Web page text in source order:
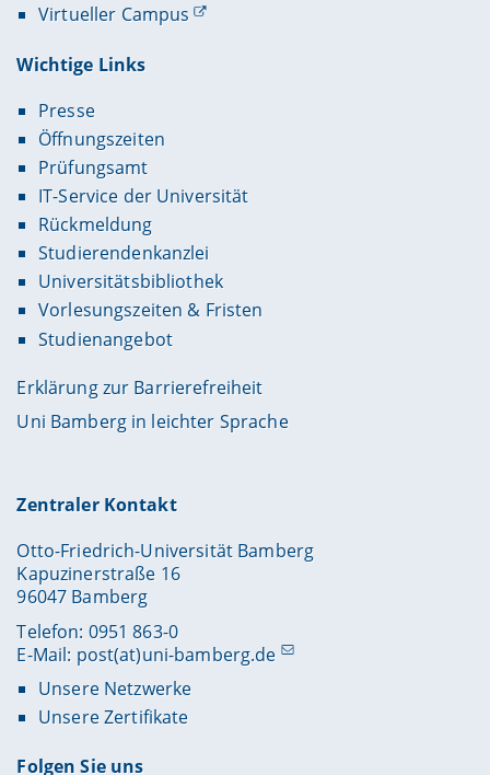
Virtueller Campus
Wichtige Links
Presse
Öffnungszeiten
Prüfungsamt
IT-Service der Universität
Rückmeldung
Studierendenkanzlei
Universitätsbibliothek
Vorlesungszeiten & Fristen
Studienangebot
Erklärung zur Barrierefreiheit
Uni Bamberg in leichter Sprache
Zentraler Kontakt
Otto-Friedrich-Universität Bamberg
Kapuzinerstraße 16
96047 Bamberg
Telefon: 0951 863-0
E-Mail: post(at)uni-bamberg.de
Unsere Netzwerke
Unsere Zertifikate
Folgen Sie uns